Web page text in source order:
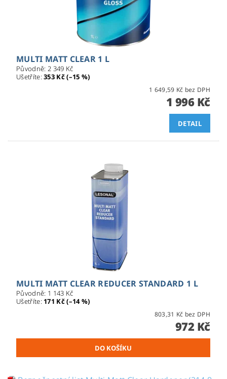
MULTI MATT CLEAR 1 L
Původně: 2 349 Kč
Ušetříte:353 Kč (–15 %)
1 649,59 Kč bez DPH
1 996 Kč
DETAIL
MULTI MATT CLEAR REDUCER STANDARD 1 L
Původně: 1 143 Kč
Ušetříte: 171 Kč (–14 %)
803,31 Kč bez DPH
972 Kč